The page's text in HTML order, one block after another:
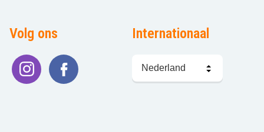
Volg ons Internationaal
kiezen